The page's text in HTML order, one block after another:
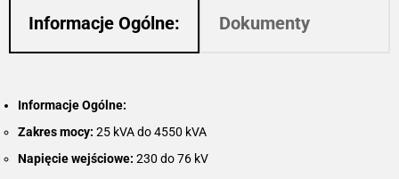
Informacje Ogólne: Dokumenty
Informacje Ogólne:
Zakres mocy: 25 kVA do 4550 kVA
Napięcie wejściowe: 230 do 76 kV